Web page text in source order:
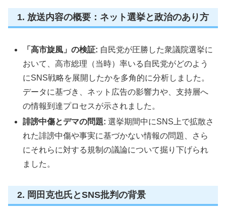
1. 放送内容の概要：ネット選挙と政治のあり方
「高市旋風」の検証: 自民党が圧勝した衆議院選挙に
おいて、高市総理（当時）率いる自民党がどのよう
にSNS戦略を展開したかを多角的に分析しました。
データに基づき、ネット広告の影響力や、支持層へ
の情報到達プロセスが示されました。
誹謗中傷とデマの問題: 選挙期間中にSNS上で拡散さ
れた誹謗中傷や事実に基づかない情報の問題、さら
にそれらに対する規制の議論について掘り下げられ
ました。
2. 岡田克也氏とSNS批判の背景